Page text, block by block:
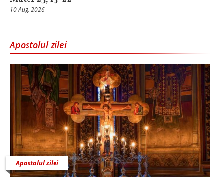
10 Aug, 2026
Apostolul zilei
Apostolul zilei